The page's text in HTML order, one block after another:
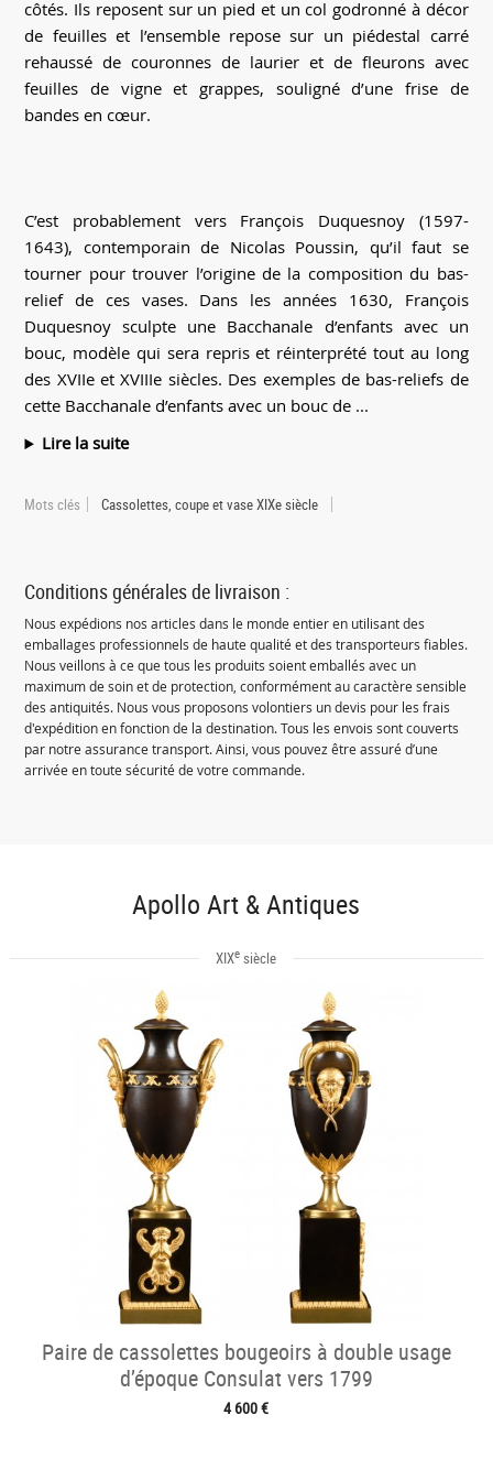
côtés. Ils reposent sur un pied et un col godronné à décor
de feuilles et l’ensemble repose sur un piédestal carré
rehaussé de couronnes de laurier et de fleurons avec
feuilles de vigne et grappes, souligné d’une frise de
bandes en cœur.
C’est probablement vers François Duquesnoy (1597-
1643), contemporain de Nicolas Poussin, qu’il faut se
tourner pour trouver l’origine de la composition du bas-
relief de ces vases. Dans les années 1630, François
Duquesnoy sculpte une Bacchanale d’enfants avec un
bouc, modèle qui sera repris et réinterprété tout au long
des XVIIe et XVIIIe siècles. Des exemples de bas-reliefs de
cette Bacchanale d’enfants avec un bouc de ...
Lire la suite
Mots clés Cassolettes, coupe et vase XIXe siècle
Conditions générales de livraison :
Nous expédions nos articles dans le monde entier en utilisant des
emballages professionnels de haute qualité et des transporteurs fiables.
Nous veillons à ce que tous les produits soient emballés avec un
maximum de soin et de protection, conformément au caractère sensible
des antiquités. Nous vous proposons volontiers un devis pour les frais
d'expédition en fonction de la destination. Tous les envois sont couverts
par notre assurance transport. Ainsi, vous pouvez être assuré d’une
arrivée en toute sécurité de votre commande.
Apollo Art & Antiques
XIXe siècle
Paire de cassolettes bougeoirs à double usage
d’époque Consulat vers 1799
4 600 €